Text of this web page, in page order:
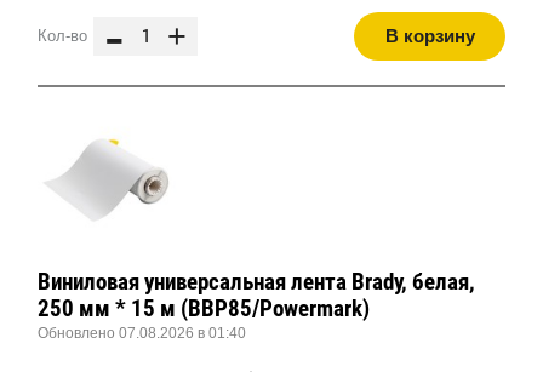
Кол-во - + В корзину
Виниловая универсальная лента Brady, белая,
250 мм * 15 м (BBP85/Powermark)
Обновлено 07.08.2026 в 01:40